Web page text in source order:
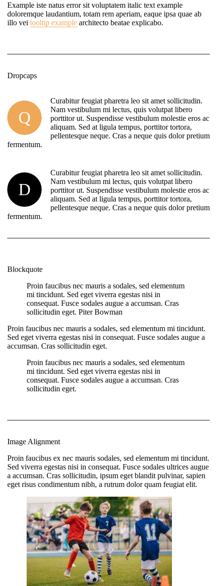
Example iste natus error sit voluptatem italic text example
doloremque laudantium, totam rem aperiam, eaque ipsa quae ab
illo vei tooltip example architecto beatae explicabo.
Dropcaps
Q
Curabitur feugiat pharetra leo sit amet sollicitudin.
Nam vestibulum mi lectus, quis volutpat libero
porttitor ut. Suspendisse vestibulum molestie eros ac
aliquam. Sed at ligula tempus, porttitor tortora,
pellentesque neque. Cras a neque quis dolor pretium
fermentum.
D
Curabitur feugiat pharetra leo sit amet sollicitudin.
Nam vestibulum mi lectus, quis volutpat libero
porttitor ut. Suspendisse vestibulum molestie eros ac
aliquam. Sed at ligula tempus, porttitor tortora,
pellentesque neque. Cras a neque quis dolor pretium
fermentum.
Blockquote
Proin faucibus nec mauris a sodales, sed elementum
mi tincidunt. Sed eget viverra egestas nisi in
consequat. Fusce sodales augue a accumsan. Cras
sollicitudin eget. Piter Bowman
Proin faucibus nec mauris a sodales, sed elementum mi tincidunt.
Sed eget viverra egestas nisi in consequat. Fusce sodales augue a
accumsan. Cras sollicitudin eget.
Proin faucibus nec mauris a sodales, sed elementum
mi tincidunt. Sed eget viverra egestas nisi in
consequat. Fusce sodales augue a accumsan. Cras
sollicitudin eget.
Image Alignment
Proin faucibus ex nec mauris sodales, sed elementum mi tincidunt.
Sed viverra egestas nisi in consequat. Fusce sodales ultrices augue
a accumsan. Cras sollicitudin, ipsum eget blandit pulvinar, sapien
eget risus condimentum nibh, a rutrum dolor quam feugiat elit.